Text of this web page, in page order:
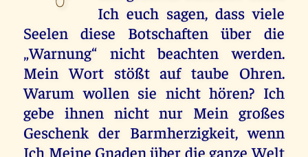
Ich euch sagen, dass viele
Seelen diese Botschaften über die
„Warnung“ nicht beachten werden.
Mein Wort stößt auf taube Ohren.
Warum wollen sie nicht hören? Ich
gebe ihnen nicht nur Mein großes
Geschenk der Barmherzigkeit, wenn
Ich Meine Gnaden über die ganze Welt